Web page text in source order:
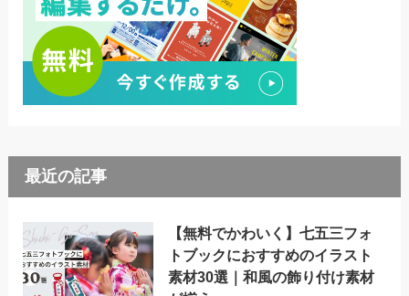
最近の記事
【無料でかわいく】七五三フォ
トブックにおすすめのイラスト
素材30選｜和風の飾り付け素材